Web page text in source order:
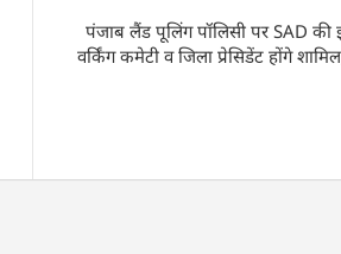
पंजाब लैंड पूलिंग पॉलिसी पर SAD की
वर्किंग कमेटी व जिला प्रेसिडेंट होंगे